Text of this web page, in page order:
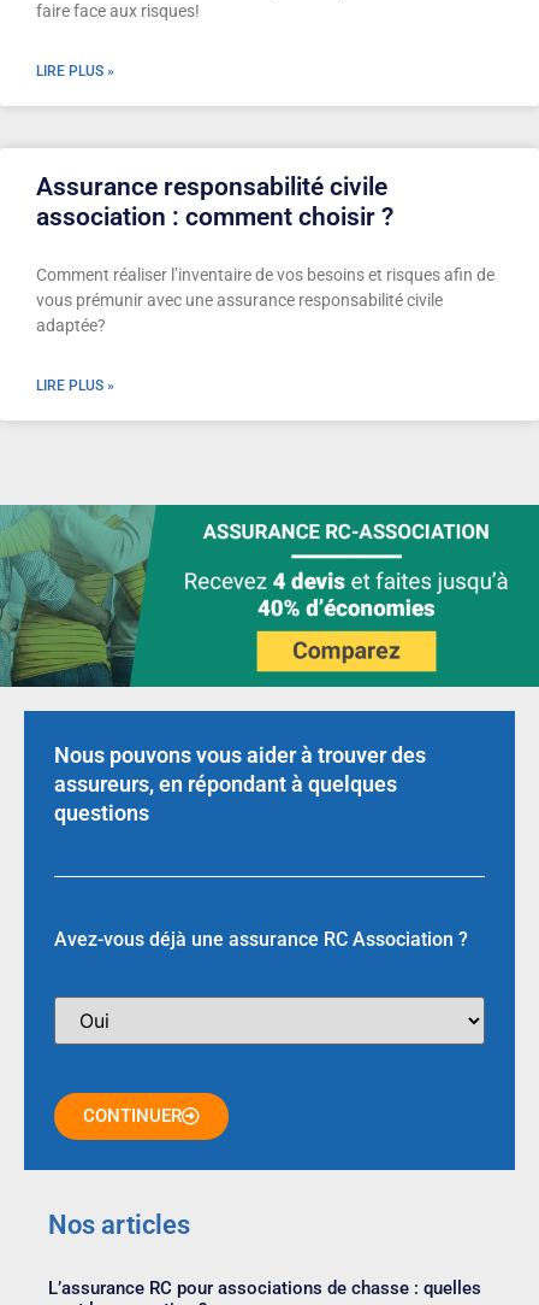
faire face aux risques!
LIRE PLUS »
Assurance responsabilité civile
association : comment choisir ?
Comment réaliser l’inventaire de vos besoins et risques afin de
vous prémunir avec une assurance responsabilité civile
adaptée?
LIRE PLUS »
Nous pouvons vous aider à trouver des
assureurs, en répondant à quelques
questions
Avez-vous déjà une assurance RC Association ?
CONTINUER
Nos articles
L’assurance RC pour associations de chasse : quelles